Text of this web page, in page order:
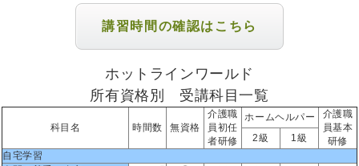
講習時間の確認はこちら
ホットラインワールド
所有資格別 受講科目一覧
科目名 時間数 無資格
介護職
員初任
者研修
ホームヘルパー
介護職
員基本
研修
2級
1級
自宅学習